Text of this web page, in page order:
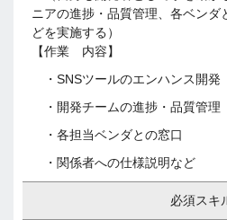
ニアの進捗・品質管理、各ベンダ
どを実施する）
【作業 内容】
・SNSツールのエンハンス開発
・開発チームの進捗・品質管理
・各担当ベンダとの窓口
・関係者への仕様説明など
必須スキ